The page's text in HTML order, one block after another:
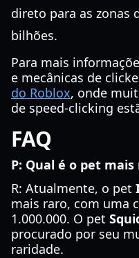
direto para as zonas
bilhões.
Para mais
e mecânicas de
do Roblox, onde
de speed-clicking
FAQ
P: Qual é o pet
R: Atualmente, o pet
mais raro, com uma
1.000.000. O pet
procurado por seu
raridade.